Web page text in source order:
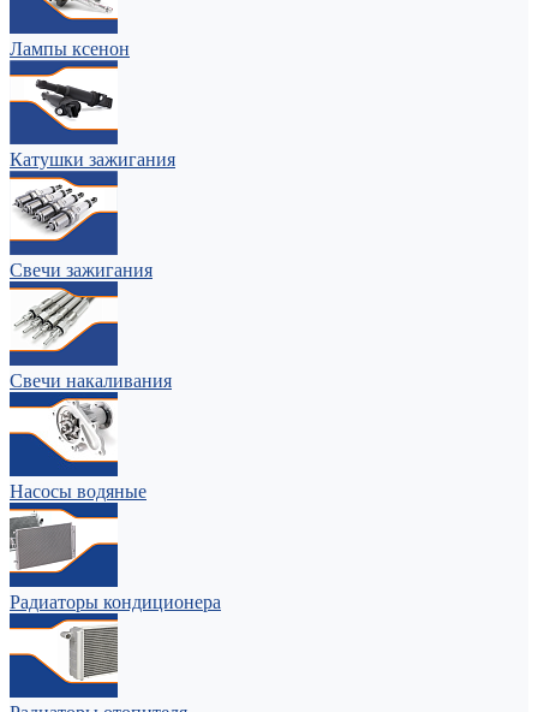
Лампы ксенон
Катушки зажигания
Свечи зажигания
Свечи накаливания
Насосы водяные
Радиаторы кондиционера